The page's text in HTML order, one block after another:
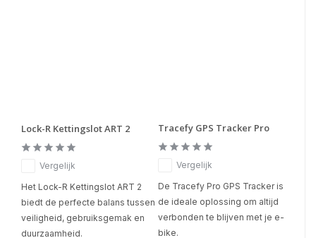
Lock-R Kettingslot ART 2
Vergelijk
Het Lock-R Kettingslot ART 2
biedt de perfecte balans tussen
veiligheid, gebruiksgemak en
duurzaamheid.
Tracefy GPS Tracker Pro
Vergelijk
De Tracefy Pro GPS Tracker is
de ideale oplossing om altijd
verbonden te blijven met je e-
bike.